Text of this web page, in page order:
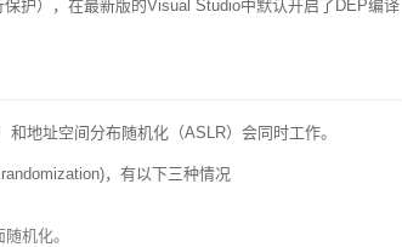
护），在最新版的Visual Studio中默认开启了DEP编译
地址空间分布随机化（ASLR）会同时工作。
，有以下三种情况
机化。